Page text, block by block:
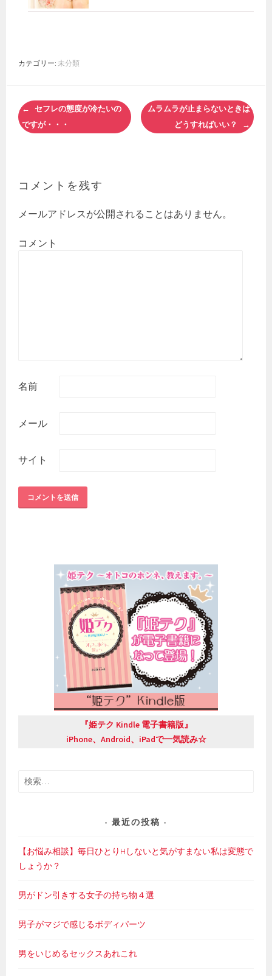
カテゴリー: 未分類
投
稿
ナ
シ
ン
セフレの態度が冷たいの
ですが・・・
ムラムラが止まらないときは
どうすればいい？
コメントを残す
メールアドレスが公開されることはありません。
コメント
名前
メール
サイト
『姫テク Kindle 電子書籍版』
iPhone、Android、iPadで一気読み☆
検
最近の投稿
【お悩み相談】毎日ひとりHしないと気がすまない私は変態で
しょうか？
男がドン引きする女子の持ち物４選
男子がマジで感じるボディパーツ
男をいじめるセックスあれこれ